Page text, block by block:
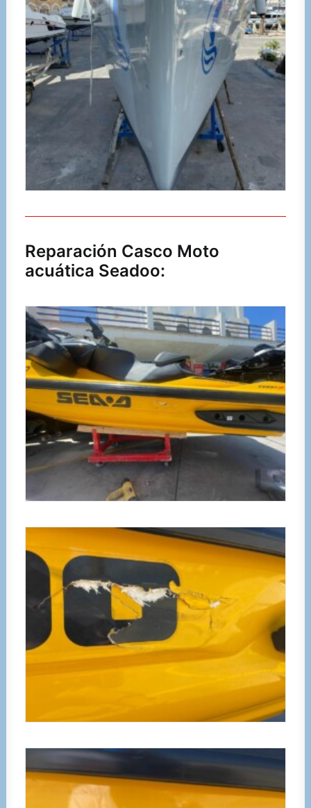
Reparación Casco Moto
acuática Seadoo: